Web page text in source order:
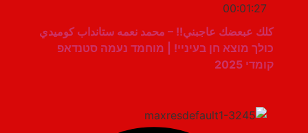
00:01:27
كلك عبعضك عاجبني!! – محمد نعمه ستانداب كوميدي
כולך מוצא חן בעיניי! | מוחמד נעמה סטנדאפ